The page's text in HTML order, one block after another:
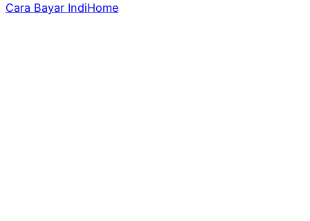
Cara Bayar IndiHome